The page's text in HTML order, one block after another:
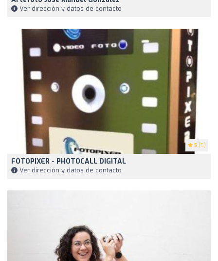
Ver dirección y datos de contacto
5 (5)
FOTOPIXER - PHOTOCALL DIGITAL
Ver dirección y datos de contacto